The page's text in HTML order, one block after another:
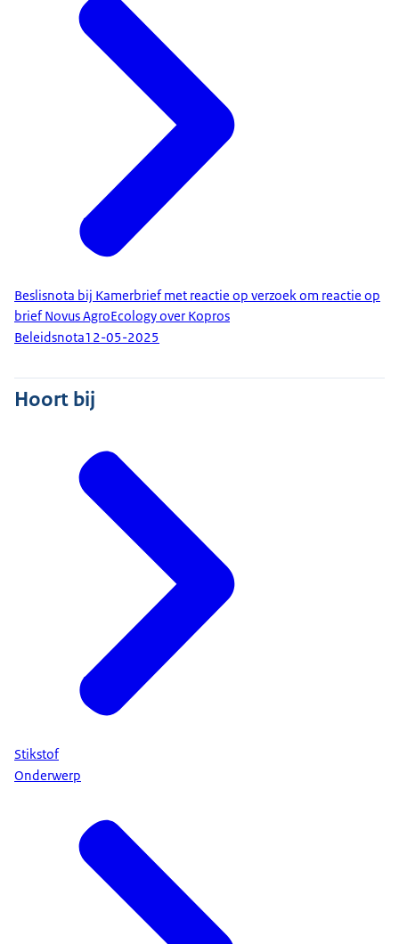
Beslisnota bij Kamerbrief met reactie op verzoek om reactie op
brief Novus AgroEcology over Kopros
Beleidsnota12-05-2025
Hoort bij
Stikstof
Onderwerp